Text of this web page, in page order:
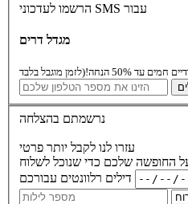
הרשמו לעדכוני SMS עבור
מגדל דרים
עד 50% הנחה!
נרשמתם בהצלחה
עזרו לנו לקבל יותר פרטי
החופשה שלכם כדי שנוכל לשלוח